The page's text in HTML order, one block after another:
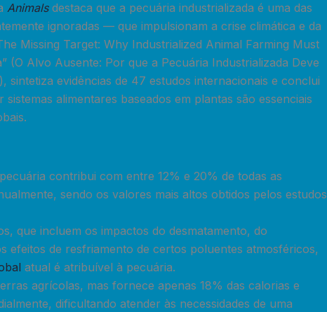
Animalsdestaca que a pecuária industrializada é uma das
ignoradas — que impulsionam a crise climática e da
Missing Target: Why Industrialized Animal Farming Must
(O Alvo Ausente: Por que a Pecuária Industrializada Deve
sintetiza evidências de 47 estudos internacionais e conclui
alimentares baseados em plantas são essenciais
contribui com entre 12% e 20% de todas as
sendo os valores mais altos obtidos pelos estudos
que incluem os impactos do desmatamento, do
efeitos de resfriamento de certos poluentes atmosféricos,
atual é atribuível à pecuária.
agrícolas, mas fornece apenas 18% das calorias e
dificultando atender às necessidades de uma